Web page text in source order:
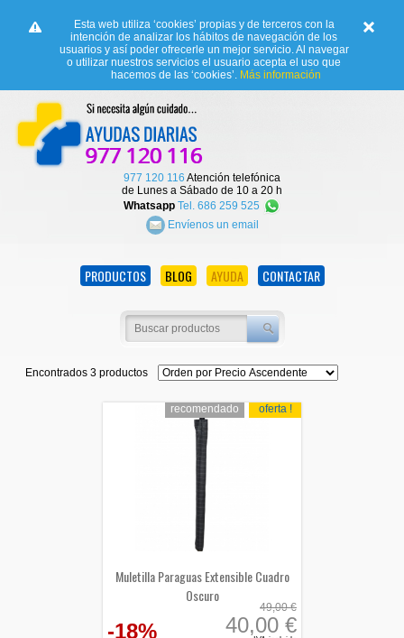
Esta web utiliza ‘cookies’ propias y de terceros con la
intención de analizar los hábitos de navegación de los
usuarios y así poder ofrecerle un mejor servicio. Al navegar
o utilizar nuestros servicios el usuario acepta el uso que
hacemos de las ‘cookies’. Más información
977 120 116 Atención telefónica
de Lunes a Sábado de 10 a 20 h
Whatsapp Tel. 686 259 525
Envíenos un email
PRODUCTOS BLOG AYUDA CONTACTAR
Encontrados 3 productos
-18% 40,00 €
49,00 €
oferta !
recomendado
Muletilla Paraguas Extensible Cuadro
Oscuro